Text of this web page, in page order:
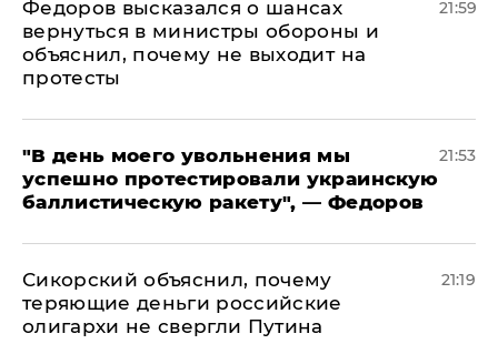
Федоров высказался о шансах
вернуться в министры обороны и
объяснил, почему не выходит на
протесты
21:59
​"В день моего увольнения мы
успешно протестировали украинскую
баллистическую ракету", — Федоров
21:53
Сикорский объяснил, почему
теряющие деньги российские
олигархи не свергли Путина
21:19